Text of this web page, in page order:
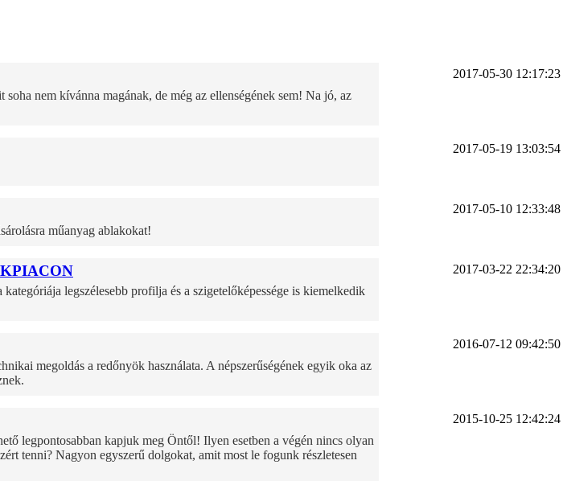
nem kívánna magának, de még az ellenségének sem! Na jó, az
2017-05-30 12:17:23
2017-05-19 13:03:54
műanyag ablakokat!
2017-05-10 12:33:48
legszélesebb profilja és a szigetelőképessége is kiemelkedik
2017-03-22 22:34:20
megoldás a redőnyök használata. A népszerűségének egyik oka az
2016-07-12 09:42:50
legpontosabban kapjuk meg Öntől! Ilyen esetben a végén nincs olyan
tenni? Nagyon egyszerű dolgokat, amit most le fogunk részletesen
2015-10-25 12:42:24